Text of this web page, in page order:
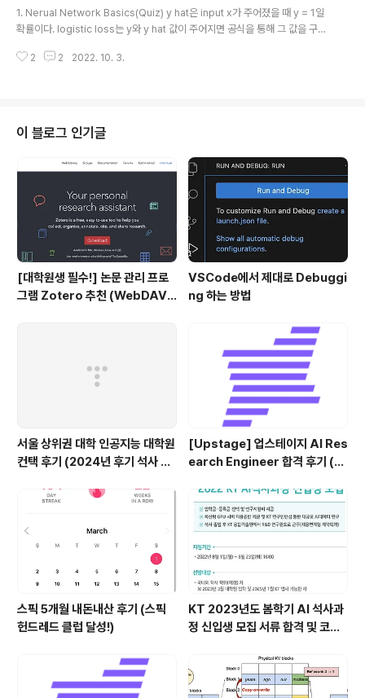
의 matrix에 대해 '세로로' 합을 구해준다. 즉 각 열의 합을
더하여 (4,) 사이즈의 vector가 되는 것이다. 마지막으로
정해주는 것인데 사실 쓰지 않아도 자동적으..
1. Nerual Network Basics(Quiz) y hat은 input x가 주어졌을 때 y = 1일
확률이다. logistic loss는 y와 y hat 값이 주어지면 공식을 통해 그 값을 구할
중 큰 것을 기준으로 삼아 확장해주는 기능이다. X의 차원은 열 개수 x 행 개수
들어오면 각 원소에 대해 함수를 적용하여 vector를..
2 2 2022. 10. 3.
이 블로그 인기글
[대학원생 필수!] 논문 관리 프로
그램 Zotero 추천 (WebDAV
VSCode에서 제대로 Debuggi
ng 하는 방법
서울 상위권 대학 인공지능 대학원
컨택 후기 (2024년 후기 석사 지
[Upstage] 업스테이지 AI Res
earch Engineer 합격 후기 (정
스픽 5개월 내돈내산 후기 (스픽
헌드레드 클럽 달성!)
KT 2023년도 봄학기 AI 석사과
정 신입생 모집 서류 합격 및 코딩